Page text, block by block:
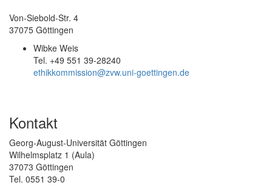
Von-Siebold-Str. 4
37075 Göttingen
Wibke Weis
Tel. +49 551 39-28240
ethikkommission@zvw.uni-goettingen.de
Kontakt
Georg-August-Universität Göttingen
Wilhelmsplatz 1 (Aula)
37073 Göttingen
Tel. 0551 39-0